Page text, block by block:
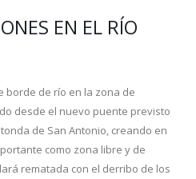
EN EL RÍO
borde de río en la zona de
desde el nuevo puente previsto
de San Antonio, creando en
como zona libre y de
rematada con el derribo de los